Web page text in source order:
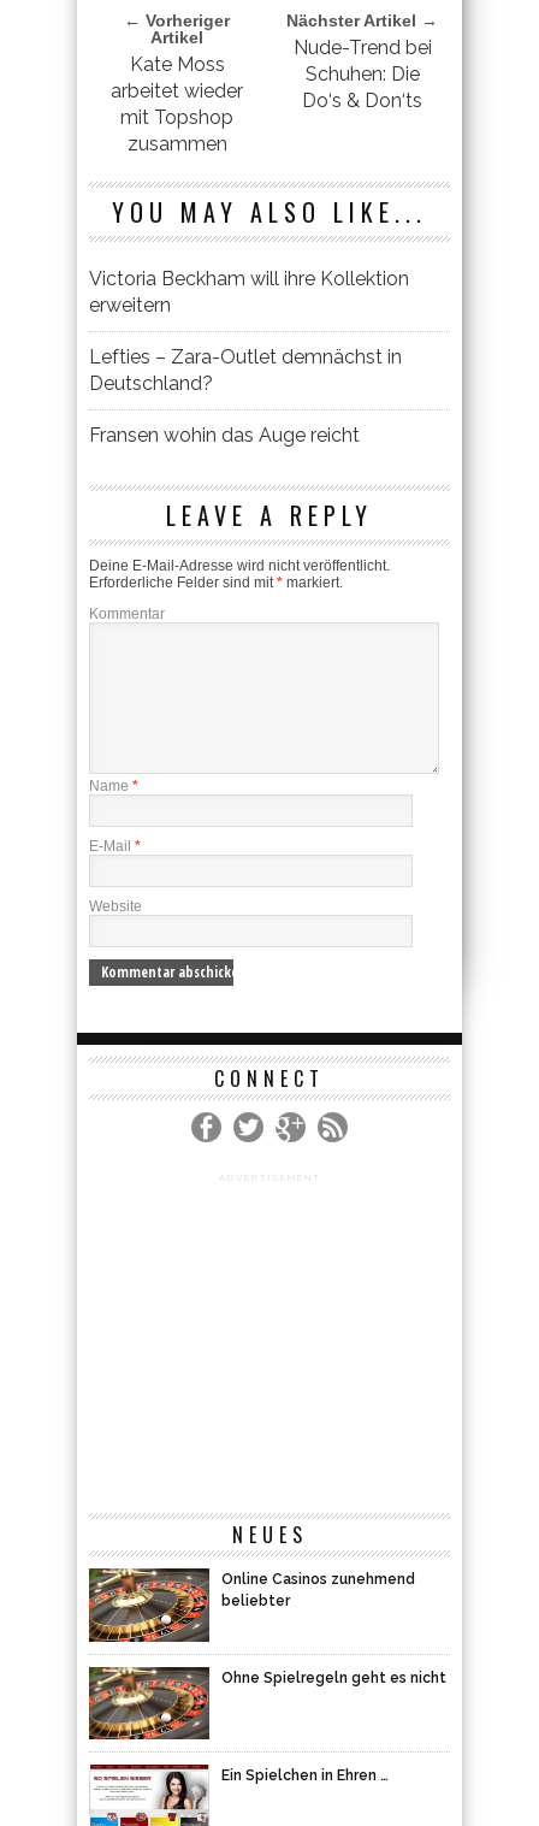
← Vorheriger
Artikel
Kate Moss
arbeitet wieder
mit Topshop
zusammen
Nächster Artikel →
Nude-Trend bei
Schuhen: Die
Do‘s & Don‘ts
YOU MAY ALSO LIKE...
Victoria Beckham will ihre Kollektion
erweitern
Lefties – Zara-Outlet demnächst in
Deutschland?
Fransen wohin das Auge reicht
LEAVE A REPLY
Deine E-Mail-Adresse wird nicht veröffentlicht.
Erforderliche Felder sind mit* markiert.
Kommentar
Name *
E-Mail *
Website
CONNECT
ADVERTISEMENT
NEUES
Online Casinos zunehmend
beliebter
Ohne Spielregeln geht es nicht
Ein Spielchen in Ehren …